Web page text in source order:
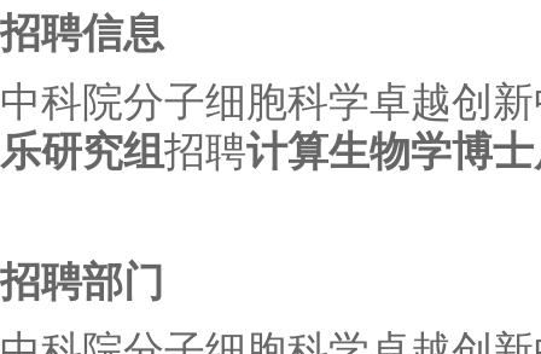
招聘信息
中科院分子细胞科学卓越创
乐研究组招聘计算生物学博
招聘部门